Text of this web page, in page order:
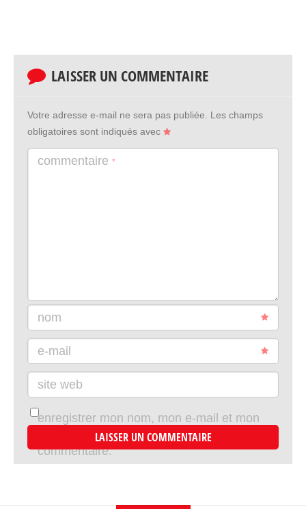
LAISSER UN COMMENTAIRE
Votre adresse e-mail ne sera pas publiée.
Les champs
obligatoires sont indiqués avec
commentaire *
nom
e-mail
site web
enregistrer mon nom, mon e-mail et mon
site dans le navigateur pour mon prochain
commentaire.